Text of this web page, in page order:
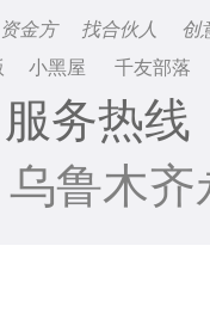
资金方 找合伙人
创
小黑屋 千友部落
服务热线
乌鲁木齐